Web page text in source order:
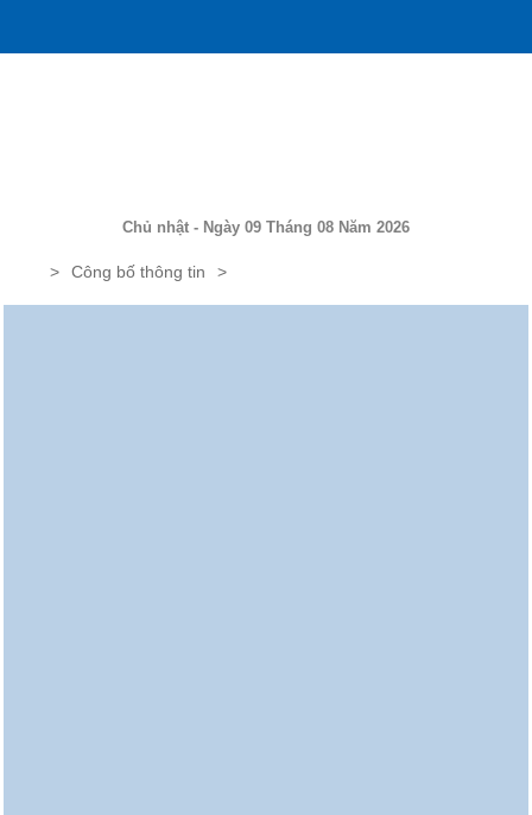
Chủ nhật - Ngày 09 Tháng 08 Năm 2026
Công bố thông tin
THÔNG BÁO ĐIỀU CHỈNH THỜI GIAN DỰ KIẾN NHẬN HỒ SƠ